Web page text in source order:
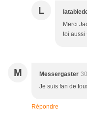
L
Merci
toi aussi
M Messergaster
Je suis fan de
Répondre